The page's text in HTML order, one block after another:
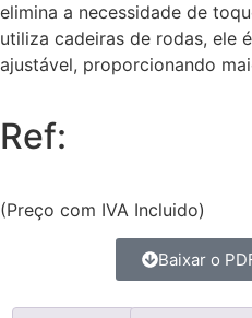
elimina a necessidade de
utiliza cadeiras de rodas, ele
ajustável, proporcionando
Ref:
(Preço com IVA Incluido)
Baixar o